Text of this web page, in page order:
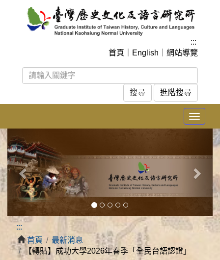
:::
首頁
English 網站導覽
進階搜尋
Toggle
上
一
張
一
張
:::
首頁
最新消息
【轉貼】成功大學2026年春季「全民台語認證」